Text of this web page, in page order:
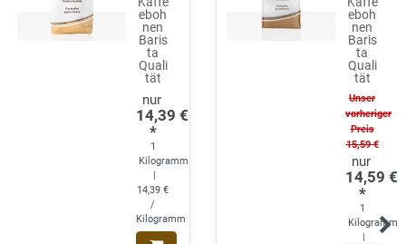
eboh
nen
Baris
ta
Quali
tät
14,39 €
*
1
Kilogramm
|
14,39 €
/
Kilogramm
eboh
nen
Baris
ta
Quali
tät
Unser
vorheriger
Preis
15,59 €
14,59 €
*
1
Kilogramm
|